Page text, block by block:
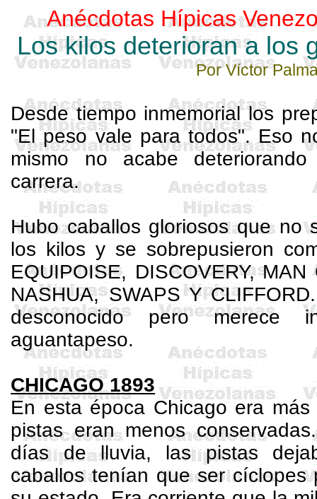
Anécdotas Hípicas
Los kilos deterioran a los
Por Víctor
Desde tiempo inmemorial los
"El peso vale para todos". Eso
mismo no acabe
carrera.
Hubo caballos gloriosos que no
los kilos y se sobrepusieron
EQUIPOISE, DISCOVERY, MAN
NASHUA, SWAPS Y
desconocido pero merece
aguantapeso.
CHICAGO 1893
En esta época Chicago era
pistas eran menos
días de lluvia, las pistas
caballos tenían que ser cíclopes